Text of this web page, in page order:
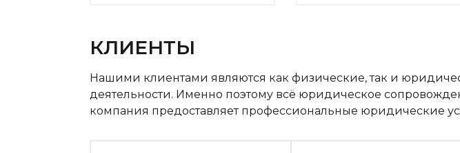
КЛИЕНТЫ
Нашими клиентами являются как физические, так и
деятельности. Именно поэтому всё юридическое
компания предоставляет профессиональные юридические